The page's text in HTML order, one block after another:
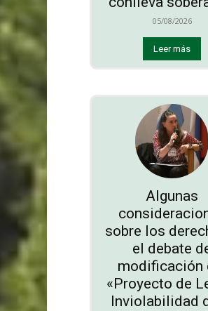
05/08/2026
Leer más
Algunas
sobre los
el debate
modificación
«Proyecto de
Inviolabilidad